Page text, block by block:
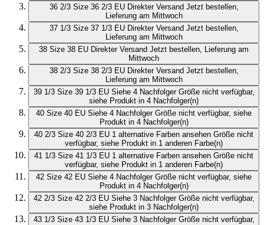
36 2/3 Size 36 2/3 EU Direkter Versand Jetzt bestellen,
Lieferung am Mittwoch
37 1/3 Size 37 1/3 EU Direkter Versand Jetzt bestellen,
Lieferung am Mittwoch
38 Size 38 EU Direkter Versand Jetzt bestellen, Lieferung am
Mittwoch
38 2/3 Size 38 2/3 EU Direkter Versand Jetzt bestellen,
Lieferung am Mittwoch
39 1/3 Size 39 1/3 EU Siehe 4 Nachfolger Größe nicht verfügbar,
siehe Produkt in 4 Nachfolger(n)
40 Size 40 EU Siehe 4 Nachfolger Größe nicht verfügbar, siehe
Produkt in 4 Nachfolger(n)
40 2/3 Size 40 2/3 EU 1 alternative Farben ansehen Größe nicht
verfügbar, siehe Produkt in 1 anderen Farbe(n)
41 1/3 Size 41 1/3 EU 1 alternative Farben ansehen Größe nicht
verfügbar, siehe Produkt in 1 anderen Farbe(n)
42 Size 42 EU Siehe 4 Nachfolger Größe nicht verfügbar, siehe
Produkt in 4 Nachfolger(n)
42 2/3 Size 42 2/3 EU Siehe 3 Nachfolger Größe nicht verfügbar,
siehe Produkt in 3 Nachfolger(n)
43 1/3 Size 43 1/3 EU Siehe 3 Nachfolger Größe nicht verfügbar,